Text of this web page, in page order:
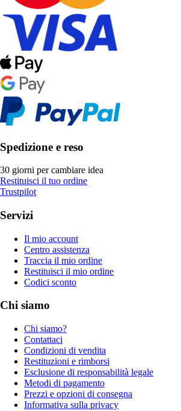
Spedizione e reso
30 giorni per cambiare idea
Restituisci il tuo ordine
Trustpilot
Servizi
Il mio account
Centro assistenza
Traccia il mio ordine
Restituisci il mio ordine
Codici sconto
Chi siamo
Chi siamo?
Contattaci
Condizioni di vendita
Restituzioni e rimborsi
Esclusione di responsabilità legale
Metodi di pagamento
Prezzi e opzioni di consegna
Informativa sulla privacy